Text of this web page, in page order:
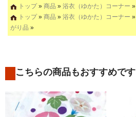
トップ» 商品 » 浴衣（ゆかた）コーナー »
トップ» 商品 » 浴衣（ゆかた）コーナー »
がり品 »
こちらの商品もおすすめです